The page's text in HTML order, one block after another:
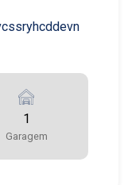
1
Garagem